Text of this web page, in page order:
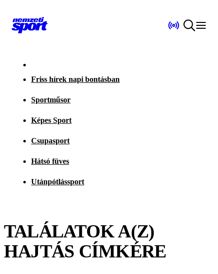
Friss hírek napi bontásban
Sportműsor
Képes Sport
Csupasport
Hátsó füves
Utánpótlássport
TALÁLATOK A(Z)
HAJTÁS CÍMKÉRE